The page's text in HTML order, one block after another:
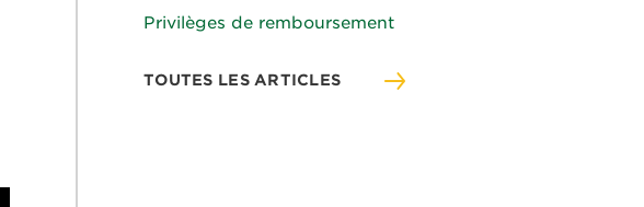
Privilèges de remboursement
TOUTES LES ARTICLES